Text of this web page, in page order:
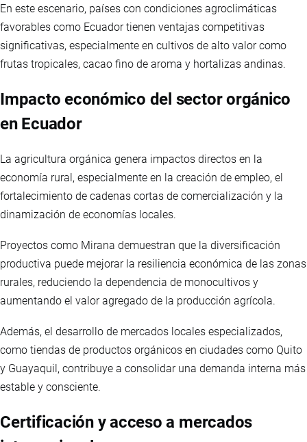
En este escenario, países con condiciones agroclimáticas
favorables como Ecuador tienen ventajas competitivas
significativas, especialmente en cultivos de alto valor como
frutas tropicales, cacao fino de aroma y hortalizas andinas.
Impacto económico del sector orgánico
en Ecuador
La agricultura orgánica genera impactos directos en la
economía rural, especialmente en la creación de empleo, el
fortalecimiento de cadenas cortas de comercialización y la
dinamización de economías locales.
Proyectos como Mirana demuestran que la diversificación
productiva puede mejorar la resiliencia económica de las zonas
rurales, reduciendo la dependencia de monocultivos y
aumentando el valor agregado de la producción agrícola.
Además, el desarrollo de mercados locales especializados,
como tiendas de productos orgánicos en ciudades como Quito
y Guayaquil, contribuye a consolidar una demanda interna más
estable y consciente.
Certificación y acceso a mercados